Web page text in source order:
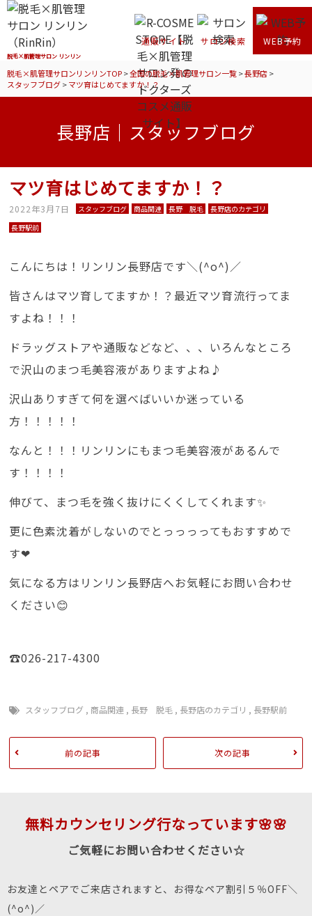
脱毛×肌管理サロン リンリン
通販サイト サロン検索 WEB予約
脱毛×肌管理サロンリンリンTOP>全国の脱毛×肌管理サロン一覧>長野店>
スタッフブログ>マツ育はじめてますか！？
長野店｜スタッフブログ
マツ育はじめてますか！？
2022年3月7日 スタッフブログ 商品関連 長野 脱毛
長野店のカテゴリ
長野駅前
こんにちは！リンリン長野店です＼(^o^)／
皆さんはマツ育してますか！？最近マツ育流行ってま
すよね！！！
ドラッグストアや通販などなど、、、いろんなところ
で沢山のまつ毛美容液がありますよね♪
沢山ありすぎて何を選べばいいか迷っている
方！！！！！
なんと！！！リンリンにもまつ毛美容液があるんで
す！！！！
伸びて、まつ毛を強く抜けにくくしてくれます✨
更に色素沈着がしないのでとっっっってもおすすめで
す❤
気になる方はリンリン長野店へお気軽にお問い合わせ
ください😊
☎026-217-4300
スタッフブログ , 商品関連 , 長野 脱毛 , 長野店のカテゴリ , 長野駅前
前の記事 次の記事
無料カウンセリング行なっています🌸🌸
ご気軽にお問い合わせください☆
お友達とペアでご来店されますと、お得なペア割引５％OFF＼
(^o^)／